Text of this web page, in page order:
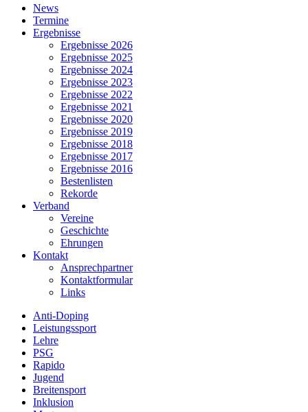
Close
Menu
News
Termine
Ergebnisse
Ergebnisse 2026
Ergebnisse 2025
Ergebnisse 2024
Ergebnisse 2023
Ergebnisse 2022
Ergebnisse 2021
Ergebnisse 2020
Ergebnisse 2019
Ergebnisse 2018
Ergebnisse 2017
Ergebnisse 2016
Bestenlisten
Rekorde
Verband
Vereine
Geschichte
Ehrungen
Kontakt
Ansprechpartner
Kontaktformular
Links
Anti-Doping
Leistungssport
Lehre
PSG
Rapido
Jugend
Breitensport
Inklusion